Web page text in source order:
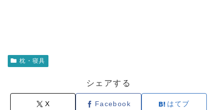
枕・寝具
シェアする
X Facebook はてブ